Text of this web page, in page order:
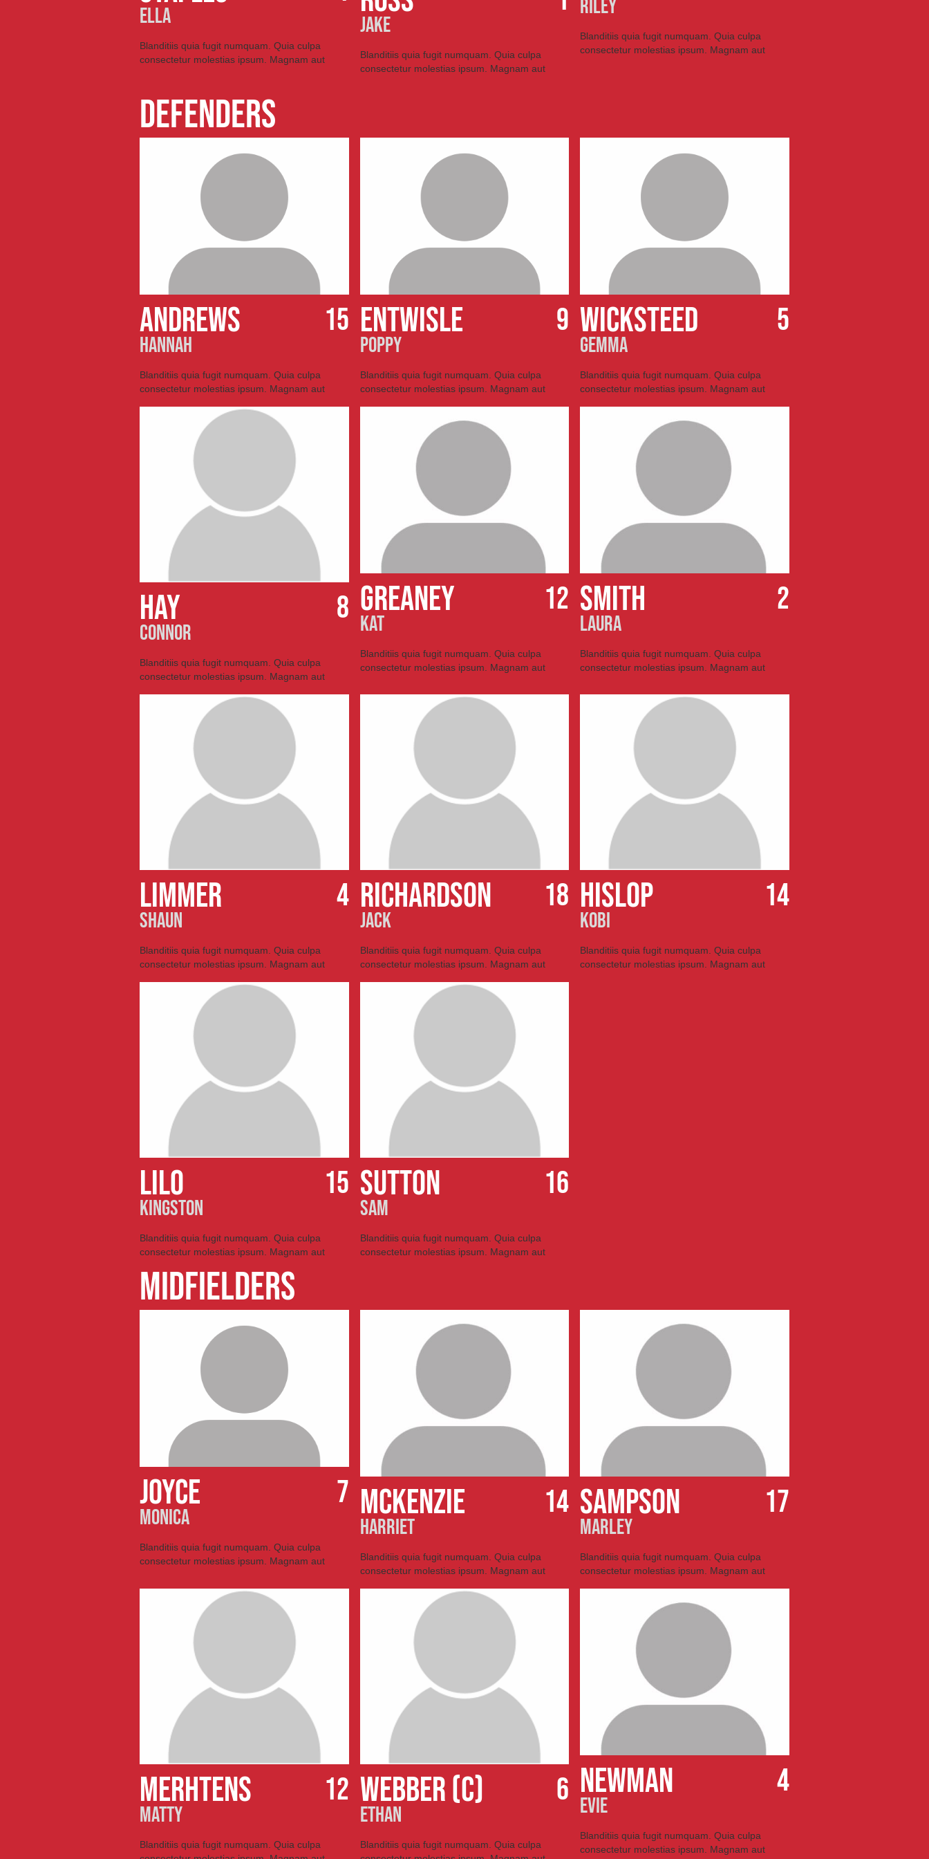
ELLA
Blanditiis quia fugit numquam. Quia culpa
consectetur molestias ipsum. Magnam aut
JAKE
Blanditiis quia fugit numquam. Quia culpa
consectetur molestias ipsum. Magnam aut
RILEY
Blanditiis quia fugit numquam. Quia culpa
consectetur molestias ipsum. Magnam aut
DEFENDERS
andrews 15
hannah
Blanditiis quia fugit numquam. Quia culpa
consectetur molestias ipsum. Magnam aut
entwisle 9
poppy
Blanditiis quia fugit numquam. Quia culpa
consectetur molestias ipsum. Magnam aut
WICKSTEED 5
GEMMA
Blanditiis quia fugit numquam. Quia culpa
consectetur molestias ipsum. Magnam aut
hay 8
connor
Blanditiis quia fugit numquam. Quia culpa
consectetur molestias ipsum. Magnam aut
GREANEY 12
KAT
Blanditiis quia fugit numquam. Quia culpa
consectetur molestias ipsum. Magnam aut
SMITH 2
LAURA
Blanditiis quia fugit numquam. Quia culpa
consectetur molestias ipsum. Magnam aut
Limmer 4
Shaun
Blanditiis quia fugit numquam. Quia culpa
consectetur molestias ipsum. Magnam aut
RICHARDSON 18
JACK
Blanditiis quia fugit numquam. Quia culpa
consectetur molestias ipsum. Magnam aut
Hislop 14
Kobi
Blanditiis quia fugit numquam. Quia culpa
consectetur molestias ipsum. Magnam aut
LILO 15
KINGSTON
Blanditiis quia fugit numquam. Quia culpa
consectetur molestias ipsum. Magnam aut
sutton 16
sam
Blanditiis quia fugit numquam. Quia culpa
consectetur molestias ipsum. Magnam aut
MIDFIELDERS
JOYCE 7
MONICA
Blanditiis quia fugit numquam. Quia culpa
consectetur molestias ipsum. Magnam aut
MCKENZIE 14
HARRIET
Blanditiis quia fugit numquam. Quia culpa
consectetur molestias ipsum. Magnam aut
SAMPSON 17
MARLEY
Blanditiis quia fugit numquam. Quia culpa
consectetur molestias ipsum. Magnam aut
merhtens 12
matty
Blanditiis quia fugit numquam. Quia culpa
WEBBER (c) 6
ETHAN
Blanditiis quia fugit numquam. Quia culpa
newman 4
evie
Blanditiis quia fugit numquam. Quia culpa
consectetur molestias ipsum. Magnam aut